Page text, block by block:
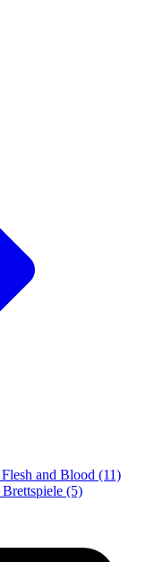
Flesh and Blood (11)
Brettspiele (5)